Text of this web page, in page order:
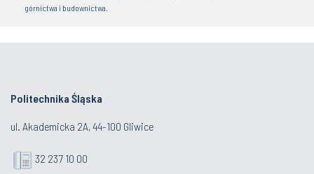
górnictwa i budownictwa.
Politechnika Śląska
ul. Akademicka 2A, 44-100 Gliwice
32 237 10 00